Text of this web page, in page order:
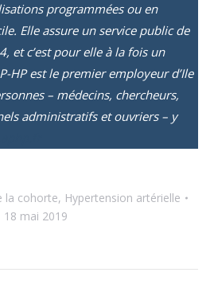
programmées ou en
Elle assure un service public de
et c’est pour elle à la fois un
HP est le premier employeur d’Ile
– médecins, chercheurs,
administratifs et ouvriers – y
la cohorte, Hypertension artérielle
18 mai 2019